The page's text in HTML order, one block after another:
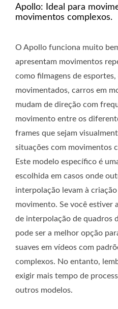
Apollo: Ideal para
movimentos complexos.
O Apollo funciona muito
apresentam movimentos
como filmagens de
movimentados, carros em
mudam de direção com
movimento entre os
frames que sejam
situações com movimentos
Este modelo específico é
escolhida em casos onde
interpolação levam à
movimento. Se você estiver
de interpolação de quadros
pode ser a melhor opção
suaves em vídeos com
complexos. No entanto,
exigir mais tempo de
outros modelos.